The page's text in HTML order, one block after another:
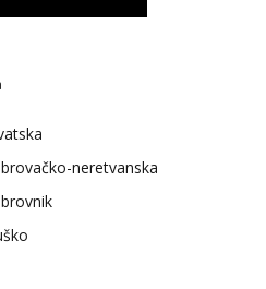
neretvanska